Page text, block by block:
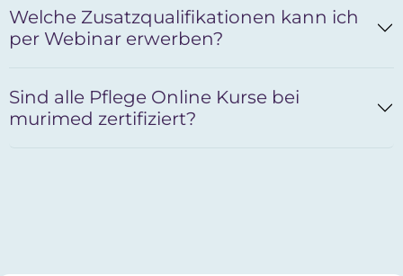
Welche Zusatzqualifikationen kann ich
per Webinar erwerben?
Sind alle Pflege Online Kurse bei
murimed zertifiziert?